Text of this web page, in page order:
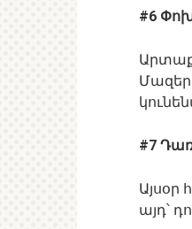
#6
#7
Այսօր
այդ՝